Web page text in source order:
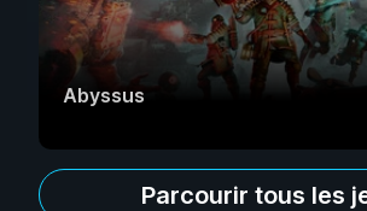
Abyssus
Parcourir tous les